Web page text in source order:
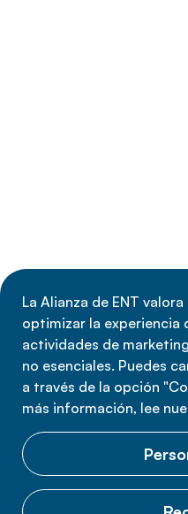
La Alianza de ENT
optimizar la experiencia
actividades de
no esenciales. Puedes
a través de la opción
más información, lee